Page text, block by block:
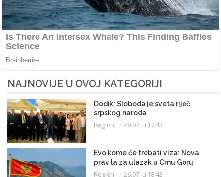
NAJNOVIJE U OVOJ KATEGORIJI
Dodik: Sloboda je sveta riječ
srpskog naroda
Region 29.07. u 17:43
Evo kome će trebati viza: Nova
pravila za ulazak u Crnu Goru
Region 26.07. u 18:43